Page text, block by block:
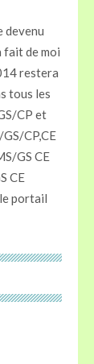
devenu
fait de moi
restera
tous les
CP et
CP,CE
GS CE
CE
portail